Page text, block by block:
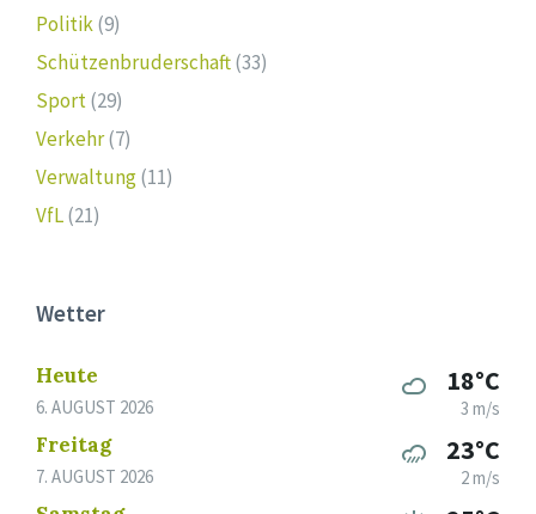
Politik(9)
Schützenbruderschaft(33)
Sport(29)
Verkehr(7)
Verwaltung(11)
VfL(21)
Wetter
Heute
6. AUGUST 2026
18°C
3 m/s
Freitag
7. AUGUST 2026
23°C
2 m/s